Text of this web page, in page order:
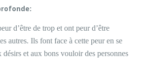
d’être de trop et ont peur d’être
autres. Ils font face à cette peur en se
désirs et aux bons vouloir des personnes